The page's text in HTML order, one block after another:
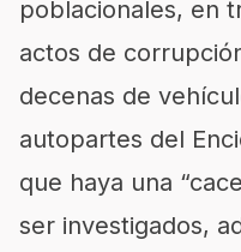
poblacionales, en
actos de
decenas de
autopartes del
que haya una
ser investigados,